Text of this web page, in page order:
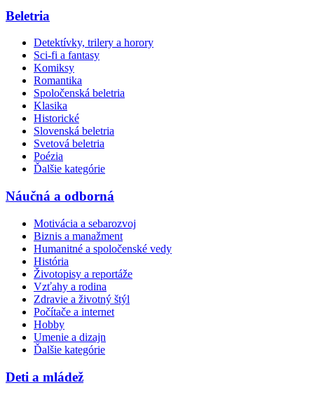
Beletria
Detektívky, trilery a horory
Sci-fi a fantasy
Komiksy
Romantika
Spoločenská beletria
Klasika
Historické
Slovenská beletria
Svetová beletria
Poézia
Ďalšie kategórie
Náučná a odborná
Motivácia a sebarozvoj
Biznis a manažment
Humanitné a spoločenské vedy
História
Životopisy a reportáže
Vzťahy a rodina
Zdravie a životný štýl
Počítače a internet
Hobby
Umenie a dizajn
Ďalšie kategórie
Deti a mládež